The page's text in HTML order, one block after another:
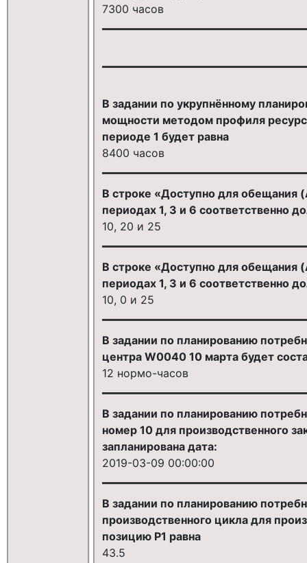
7300 часов
В задании по укрупнённому
мощности методом профиля
периоде 1 будет равна
8400 часов
В строке «Доступно для обещания
периодах 1, 3 и 6 соответственно
10, 20 и 25
В строке «Доступно для обещания
периодах 1, 3 и 6 соответственно
10, 0 и 25
В задании по планированию
центра W0040 10 марта будет
12 нормо-часов
В задании по планированию
номер 10 для производственного
запланирована дата:
2019-03-09 00:00:00
В задании по планированию
производственного цикла для
позицию P1 равна
43.5